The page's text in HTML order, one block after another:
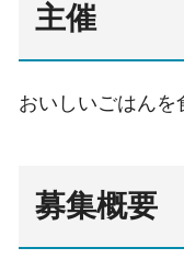
主催
おいしいごはん
募集概要